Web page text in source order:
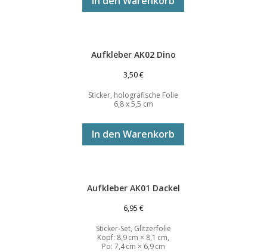
Aufkleber AK02 Dino
3,50€
Sticker, holografische Folie
6,8 x 5,5 cm
In den Warenkorb
Aufkleber AK01 Dackel
6,95 €
Sticker-Set, Glitzerfolie
Kopf: 8,9 cm × 8,1 cm,
Po: 7,4 cm × 6,9 cm